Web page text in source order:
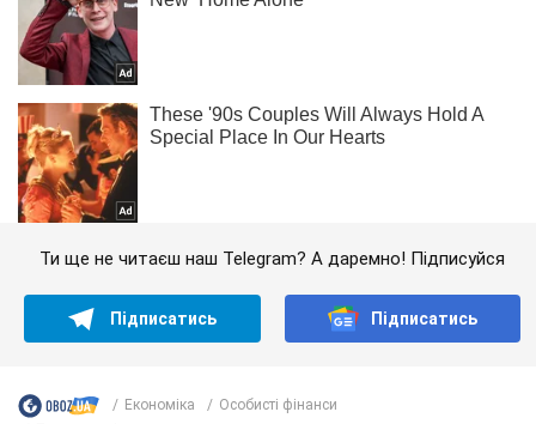
Ти ще не читаєш наш Telegram? А даремно! Підписуйся
Підписатись Підписатись
Економіка
Особисті фінанси